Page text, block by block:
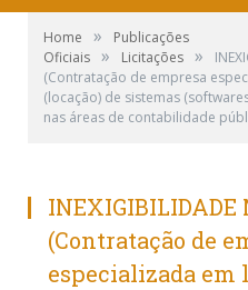
Home »
Publicações
Oficiais » Licitações »
(Contratação de empresa
(locação) de sistemas
nas áreas de contabilidade
INEXIGIBILIDADE
(Contratação de
especializada em